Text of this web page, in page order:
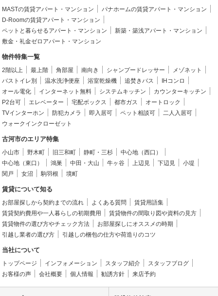
MASTの賃貸アパート・マンション
パナホームの賃貸アパート・マンション
D-Roomの賃貸アパート・マンション
ペットと暮らせるアパート・マンション
新築・築浅アパート・マンション
敷金・礼金ゼロアパート・マンション
物件特集一覧
2階以上 最上階 角部屋 南向き シャンプードレッサー
メゾネット
バストイレ別
温水洗浄便座 浴室乾燥機 追焚きバス
IHコンロ
オール電化
インターネット無料 システムキッチン
カウンターキッチン
P2台可
エレベーター 宅配ボックス 都市ガス
オートロック
TVインターホン
防犯カメラ 即入居可 ペット相談可
二人入居可
ウォークインクローゼット
古河市のエリア特集
小山市 野木町 旧三和町 静町・三杉
中心地（西口）
中心地（東口）
鴻巣 中田・大山 牛ヶ谷 上辺見 下辺見
小堤
関戸
女沼 駒羽根 境町
賃貸について知る
お部屋探しから契約までの流れ よくある質問
賃貸用語集
賃貸契約費用や一人暮らしの初期費用
賃貸物件の間取り図や資料の見方
賃貸物件の選び方やチェック方法
お部屋探しにオススメの時期
引越し業者の選び方
引越しの梱包の仕方や荷造りのコツ
当社について
トップページ インフォメーション スタッフ紹介
スタッフブログ
お客様の声
会社概要 個人情報 勧誘方針 来店予約